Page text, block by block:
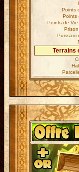
Points
Points
Points de
Terrains